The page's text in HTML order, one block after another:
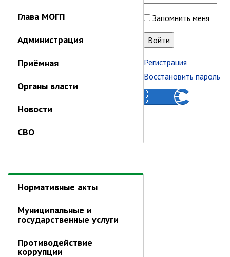
потребительского рынка
Отдел имущественных
отношений
Об отделе имущественных
Аукционные торги
Отдел территриального
Об отделе
граждан
Управление образования
Управление образования
Опека и попечительство
Управление ЖКК
Глава МОГП
Администрация
Приёмная
Органы власти
Новости
СВО
Нормативные акты
Муниципальные и
государственные услуги
Противодействие
коррупции
Запомнить меня
Регистрация
Восстановить пароль